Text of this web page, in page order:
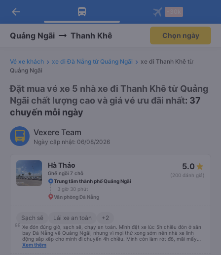
Tải app Vexere ngay!
Nhận ưu đãi thành viên độc
Mở app
Tải app Vexere
-30k/ghế khi đặt vé máy bay qua
Mở app
arrow_back
Quảng Ngãi Thanh Khê Chọn ngày
Vé xe khách xe đi Đà Nẵng từ Quảng Ngãi
xe đi Thanh Khê từ
Quảng Ngãi
Đặt mua vé xe 5 nhà xe đi Thanh Khê từ Quảng
Ngãi chất lượng cao và giá vé ưu đãi nhất: 37
chuyến mỗi ngày
Vexere Team
Ngày cập nhật: 06/08/2026
Hà Thảo
Ghế ngồi 7 chỗ
5.0
(200 đánh giá)
Trung tâm thành phố Quảng Ngãi
3 giờ 30 phút
Văn phòng Đà Nẵng
Sạch sẽ Lái xe an toàn +2
Xe đón đúng giờ, sạch sẽ, chạy an toàn. Mình đặt xe lúc 5h chiều đón ở sân
bay Đà Nẵng về Quảng Ngãi, nhưng vì mọi thứ xong sớm nên nhà xe linh
động sắp xếp cho mình đi chuyến 4h chiều. Mình còn làm rớt đồ, mãi mấy
ngày sau mới phát hiện ra, và phía nhà xe cũng giúp mình tìm lại. Lần sau
Xem thêm